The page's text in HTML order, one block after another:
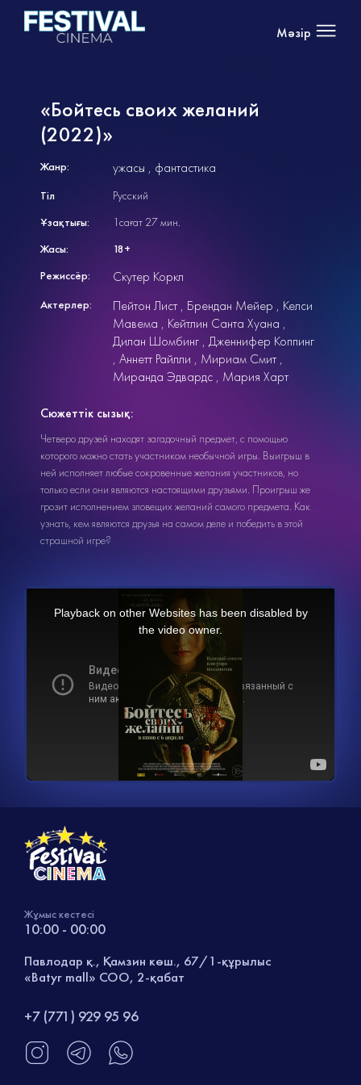
Мәзір
«Бойтесь своих желаний
(2022)»
Жанр: ужасы фантастика
Тіл
Русский
Ұзақтығы:
1сағат 27 мин.
Жасы:
18+
Режиссёр:
Скутер Коркл
Актерлер: Пейтон Лист Брендан Мейер
Келси
Мавема
Кейтлин Санта Хуана
Дилан Шомбинг Дженнифер Коппинг
Аннетт Райлли
Мириам Смит
Миранда Эдвардс
Мария Харт
Сюжеттік сызық:
Четверо друзей находят загадочный предмет, с помощью
которого можно стать участником необычной игры. Выигрыш в
ней исполняет любые сокровенные желания участников, но
только если они являются настоящими друзьями. Проигрыш же
грозит исполнением зловещих желаний самого предмета. Как
узнать, кем являются друзья на самом деле и победить в этой
страшной игре?
This
Playback on other Websites has been disabled by
the video owner.
Жұмыс кестесі
10:00 - 00:00
Павлодар қ., Қамзин көш., 67/1-құрылыс
«Batyr mall» СОО, 2-қабат
+7 (771) 929 95 96